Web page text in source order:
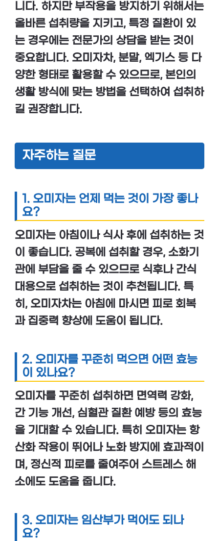
니다. 하지만 부작용을 방지하기 위해서는
올바른 섭취량을 지키고, 특정 질환이 있
는 경우에는 전문가의 상담을 받는 것이
중요합니다. 오미자차, 분말, 엑기스 등 다
양한 형태로 활용할 수 있으므로, 본인의
생활 방식에 맞는 방법을 선택하여 섭취하
길 권장합니다.
자주하는 질문
1. 오미자는 언제 먹는 것이 가장 좋나
요?
오미자는 아침이나 식사 후에 섭취하는 것
이 좋습니다. 공복에 섭취할 경우, 소화기
관에 부담을 줄 수 있으므로 식후나 간식
대용으로 섭취하는 것이 추천됩니다. 특
히, 오미자차는 아침에 마시면 피로 회복
과 집중력 향상에 도움이 됩니다.
2. 오미자를 꾸준히 먹으면 어떤 효능
이 있나요?
오미자를 꾸준히 섭취 하면 면역력 강화,
간 기능 개선, 심혈관 질환 예방등의 효능
을 기대할 수 있습니다. 특히 오미자는 항
산화 작용이 뛰어나 노화 방지 에 효과적이
며, 정신적 피로를 줄여주어 스트레스 해
소에도 도움을 줍니다.
3. 오미자는 임산부가 먹어도 되나
요?